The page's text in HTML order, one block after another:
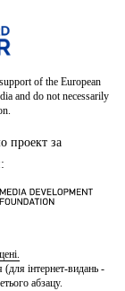
of the European
and do not necessarily
проект за
інтернет-видань -
абзацу.